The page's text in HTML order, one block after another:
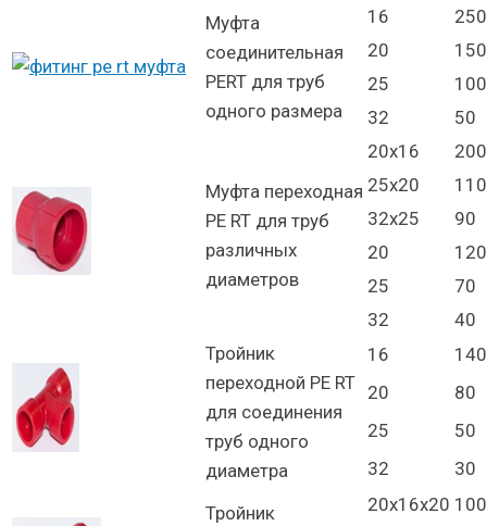
Муфта
соединительная
PERT для труб
одного размера
16
250
20
150
25
100
32
50
Муфта переходная
PE RT для труб
различных
диаметров
20х16
200
25х20
110
32х25
90
20
120
25
70
32
40
Тройник
переходной PE RT
для соединения
труб одного
диаметра
16
140
20
80
25
50
32
30
Тройник
20х16х20 100